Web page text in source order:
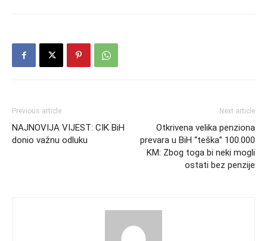
Previous article
NAJNOVIJA VIJEST: CIK BiH
donio važnu odluku
Next article
Otkrivena velika penziona
prevara u BiH “teška” 100.000
KM: Zbog toga bi neki mogli
ostati bez penzije